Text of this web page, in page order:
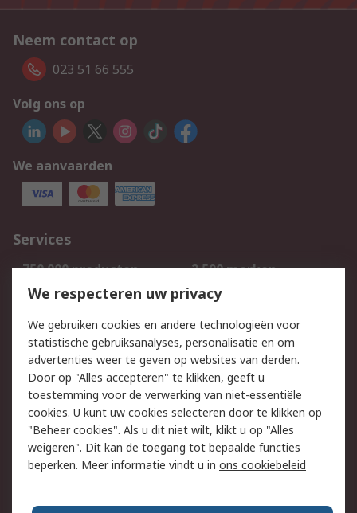
Neem contact op
023 51 66 555
Volg ons op
We aanvaarden
Services
750.000 producten
2.500 merken
Bestellen
Inkoopoplossingen
Track & Trace
Wettelijk
Cookiebeleid
Email veiligheid
Privacybeleid
Websitevoorwaarden
Algemene
verkoopvoorwaarden
We respecteren uw privacy
We gebruiken cookies en andere technologieën voor
statistische gebruiksanalyses, personalisatie en om
advertenties weer te geven op websites van derden.
Door op "Alles accepteren" te klikken, geeft u
toestemming voor de verwerking van niet-essentiële
cookies. U kunt uw cookies selecteren door te klikken op
"Beheer cookies". Als u dit niet wilt, klikt u op "Alles
weigeren". Dit kan de toegang tot bepaalde functies
beperken. Meer informatie vindt u in ons cookiebeleid